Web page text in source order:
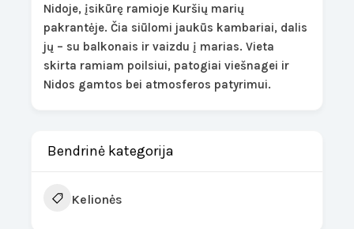
Nidoje, įsikūrę ramioje Kuršių marių
pakrantėje. Čia siūlomi jaukūs kambariai, dalis
jų – su balkonais ir vaizdu į marias. Vieta
skirta ramiam poilsiui, patogiai viešnagei ir
Nidos gamtos bei atmosferos patyrimui.
Bendrinė kategorija
Kelionės